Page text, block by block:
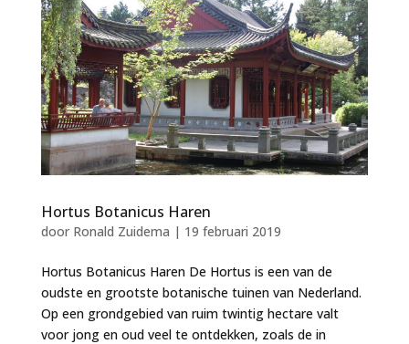
Hortus Botanicus Haren
door Ronald Zuidema | 19 februari 2019
Hortus Botanicus Haren De Hortus is een van de
oudste en grootste botanische tuinen van Nederland.
Op een grondgebied van ruim twintig hectare valt
voor jong en oud veel te ontdekken, zoals de in